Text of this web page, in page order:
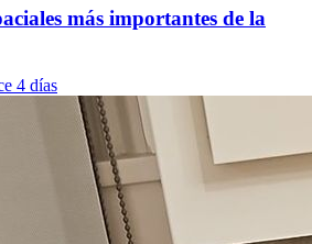
más importantes de la
4 días